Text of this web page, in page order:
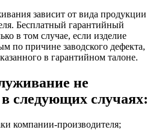
зависит от вида продукции
Бесплатный гарантийный
в том случае, если изделие
по причине заводского дефекта,
в гарантийном талоне.
не
в следующих случаях:
компании-производителя;